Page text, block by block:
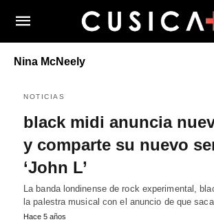
Nina McNeely
NOTICIAS
black midi anuncia
y comparte su nuevo
‘John L’
La banda londinense de rock experimental,
la palestra musical con el anuncio de que
Hace 5 años